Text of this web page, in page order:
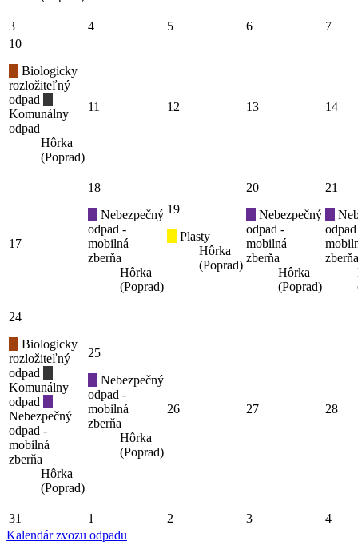
3 4 5 6
7
10
Biologicky
rozložiteľný
odpad
Komunálny
odpad
Hôrka
(Poprad)
11 12 13 14
17
18
Nebezpečný
odpad -
mobilná
zberňa
Hôrka
(Poprad)
19
Plasty
Hôrka
(Poprad)
20
Nebezpečný
odpad -
mobilná
zberňa
Hôrka
(Poprad)
21
zberňa
24
Biologicky
rozložiteľný
odpad
Komunálny
odpad
Nebezpečný
odpad -
mobilná
zberňa
Hôrka
(Poprad)
25
Nebezpečný
odpad -
mobilná
zberňa
Hôrka
(Poprad)
26 27 28
31 1 2 3
4
Kalendár zvozu odpadu